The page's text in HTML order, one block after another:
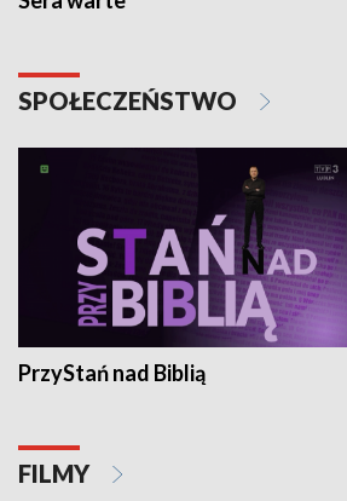
SPOŁECZEŃSTWO
PrzyStań nad Biblią
FILMY